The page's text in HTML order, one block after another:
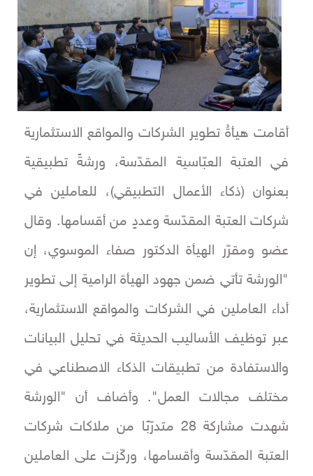
أقامت هيأةُ تطوير الشركات والمواقع الاستثمارية
في العتبة العبّاسية المقدّسة، ورشةً تطبيقية
بعنوان (ذكاء الأعمال التطبيقي)، للعاملين في
شركات العتبة المقدّسة وعددٍ من أقسامها. وقال
عضو ومقرّر الهيأة الدكتور صفاء الموسوي، إن
"الورشة تأتي ضمن جهود الهيأة الرامية إلى تطوير
أداء العاملين في الشركات والمواقع الاستثمارية،
عبر توظيف الأساليب الحديثة في تحليل البيانات
والاستفادة من تطبيقات الذكاء الاصطناعي في
مختلف مجالات العمل". وأضاف أن "الورشة
شهدت مشاركة 28 متدرّبًا من ملاكات شركات
العتبة المقدّسة وأقسامها، وركّزت على العاملين